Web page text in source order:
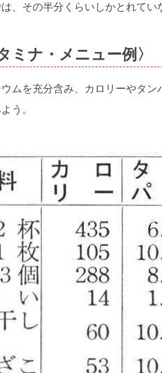
、その半分くらいしかとれてい
ミナ・メニュー例〉
ムを充分含み、カロリーやタン
う。